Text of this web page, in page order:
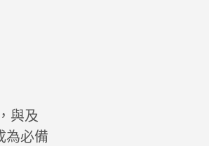
與及
為必備